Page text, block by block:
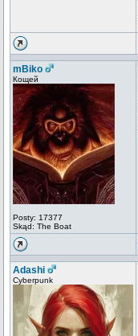
mBiko
Кощей
Posty: 17377
Skąd: The Boat
Adashi
Cyberpunk